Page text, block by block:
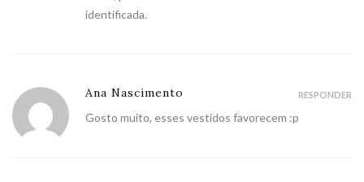
identificada.
Ana Nascimento
Gosto muito, esses vestidos favorecem :p
RESPONDER